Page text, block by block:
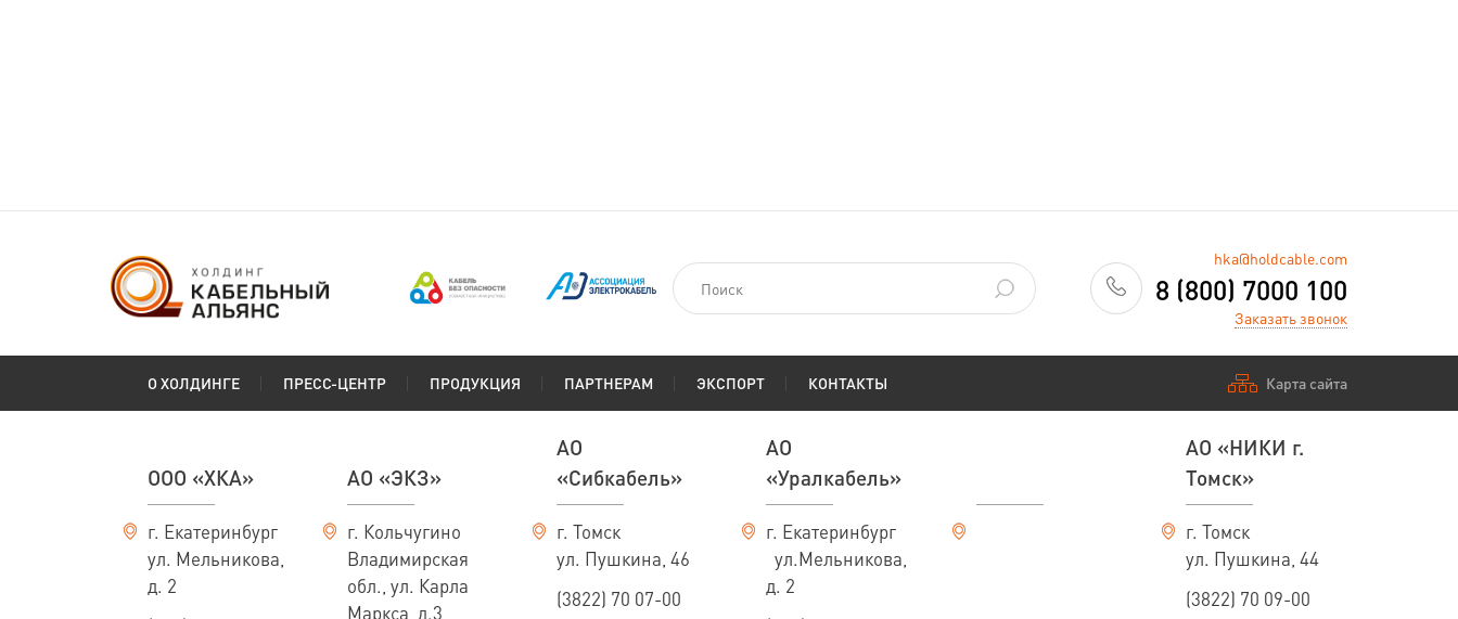
hka@holdcable.com
8 (800) 7000 100
Заказать звонок
О ХОЛДИНГЕ ПРЕСС-ЦЕНТР ПРОДУКЦИЯ ПАРТНЕРАМ ЭКСПОРТ КОНТАКТЫ Карта сайта
ООО «ХКА»
г. Екатеринбург
ул. Мельникова,
д. 2
АО «ЭКЗ»
г. Кольчугино
Владимирская
обл., ул. Карла
Маркса, д.3
АО
«Сибкабель»
г. Томск
ул. Пушкина, 46
(3822) 70 07-00
АО
«Уралкабель»
г. Екатеринбург
ул.Мельникова,
д. 2
АО «НИКИ г.
Томск»
г. Томск
ул. Пушкина, 44
(3822) 70 09-00